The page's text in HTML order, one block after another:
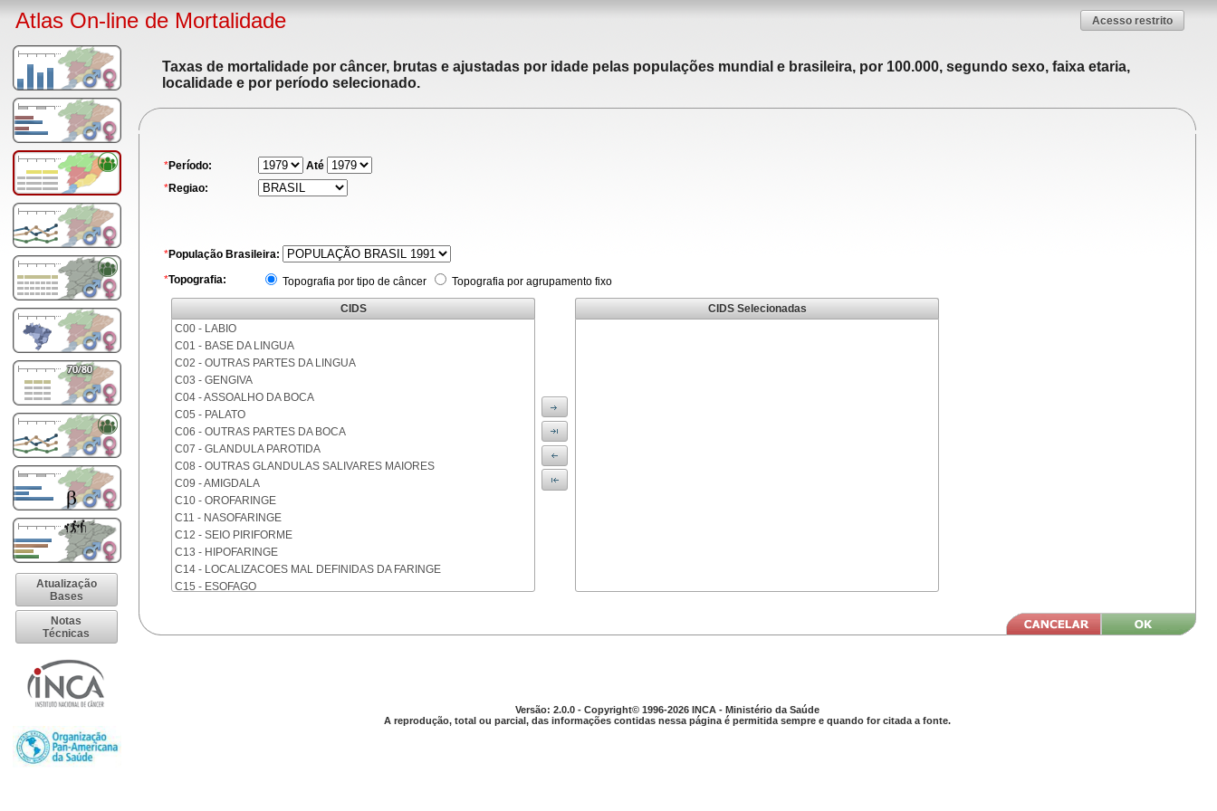
Atlas On-line de Mortalidade Acesso restrito
Atualização
Bases
Notas
Técnicas
Taxas de mortalidade por câncer, brutas e ajustadas por idade pelas populações mundial e brasileira, por 100.000, segundo sexo, faixa etaria,
localidade e por período selecionado.
*Período:
Até
*Regiao:
*População Brasileira:
*Topografia: Topografia por tipo de câncer Topografia por agrupamento fixo
CIDS
C00 - LABIO
C01 - BASE DA LINGUA
C02 - OUTRAS PARTES DA LINGUA
C03 - GENGIVA
C04 - ASSOALHO DA BOCA
C05 - PALATO
C06 - OUTRAS PARTES DA BOCA
C07 - GLANDULA PAROTIDA
C08 - OUTRAS GLANDULAS SALIVARES MAIORES
C09 - AMIGDALA
C10 - OROFARINGE
C11 - NASOFARINGE
C12 - SEIO PIRIFORME
C13 - HIPOFARINGE
C14 - LOCALIZACOES MAL DEFINIDAS DA FARINGE
C15 - ESOFAGO
C18 - COLON
CIDS Selecionadas
Versão: 2.0.0 - Copyright© 1996-2026 INCA - Ministério da Saúde
A reprodução, total ou parcial, das informações contidas nessa página é permitida sempre e quando for citada a fonte.